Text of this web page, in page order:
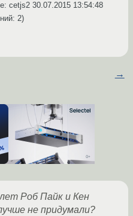
cetjs2 30.07.2015 13:54:48
2)
→
Роб Пайк и Кен
не придумали?